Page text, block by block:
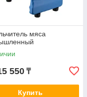
мяса
550 ₸
Купить